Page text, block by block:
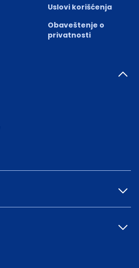
Uslovi korišćenja
Obaveštenje o
privatnosti